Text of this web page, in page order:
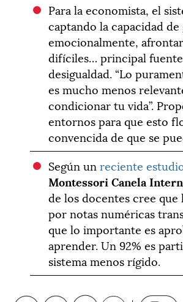
Para la economista, el
captando la capacidad
emocionalmente,
difíciles… principal
desigualdad. “Lo
es mucho menos
condicionar tu vida”.
entornos para que esto
convencida de que se
Según unreciente
Montessori Canela
de los docentes cree que
por notas numéricas
que lo importante es
aprender. Un 92% es
sistema menos rígido.